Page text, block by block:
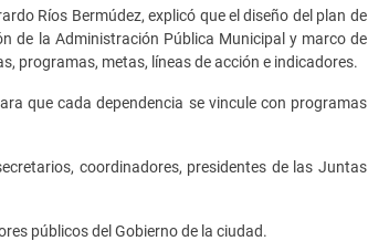
Ríos Bermúdez, explicó que el diseño del plan de
de la Administración Pública Municipal y marco de
programas, metas, líneas de acción e indicadores.
que cada dependencia se vincule con programas
coordinadores, presidentes de las Juntas
públicos del Gobierno de la ciudad.